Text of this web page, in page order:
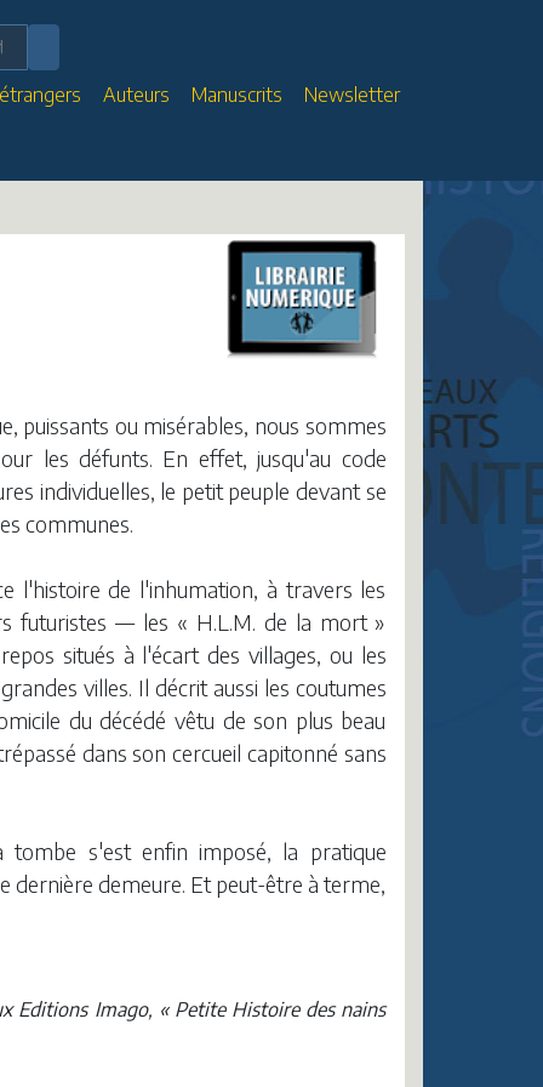
Auteurs Manuscrits Newsletter
puissants ou misérables, nous sommes
les défunts. En effet, jusqu'au code
individuelles, le petit peuple devant se
communes.
l'histoire de l'inhumation, à travers les
futuristes — les « H.L.M. de la mort »
situés à l'écart des villages, ou les
villes. Il décrit aussi les coutumes
du décédé vêtu de son plus beau
dans son cercueil capitonné sans
s'est enfin imposé, la pratique
dernière demeure. Et peut-être à terme,
Editions Imago, « Petite Histoire des nains